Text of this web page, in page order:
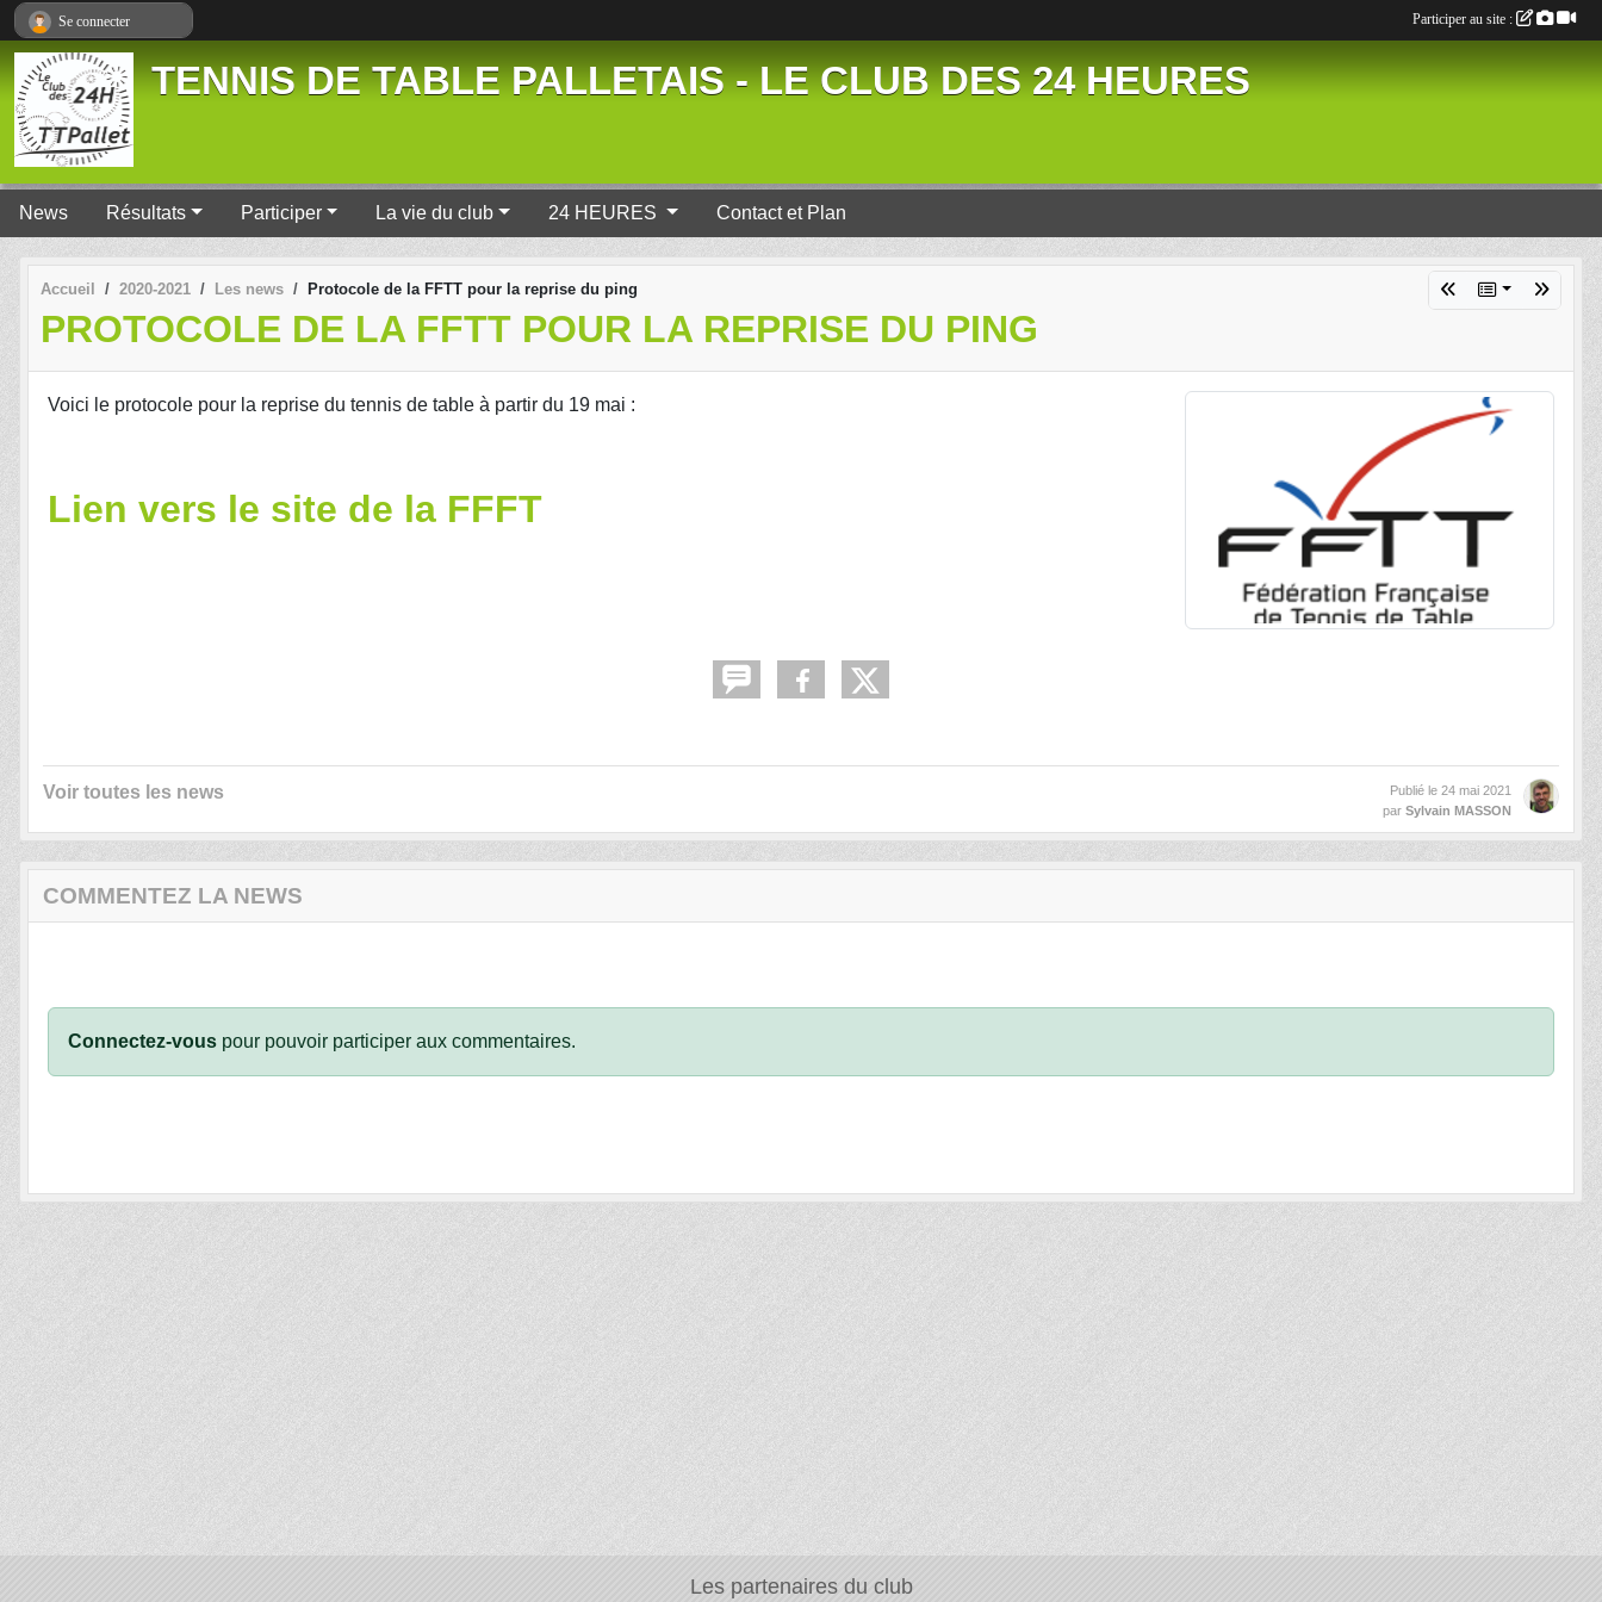
TENNIS DE TABLE PALLETAIS - LE CLUB DES 24 HEURES
News Résultats Participer La vie du club 24 HEURES Contact et Plan
Accueil 2020-2021 Les news Protocole de la FFTT pour la reprise du ping
PROTOCOLE DE LA FFTT POUR LA REPRISE DU PING
Voici le protocole pour la reprise du tennis de table à partir du 19 mai :
Lien vers le site de la FFFT
Voir toutes les news Publié le 24 mai 2021
par Sylvain MASSON
COMMENTEZ LA NEWS
Connectez-vous pour pouvoir participer aux commentaires.
Les partenaires du club
Se connecter Participer au site :
Panneau de gestion des cookies